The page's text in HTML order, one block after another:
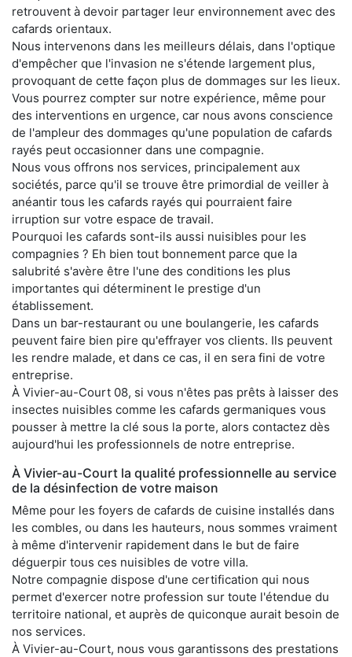
retrouvent à devoir partager leur environnement avec des
cafards orientaux.
Nous intervenons dans les meilleurs délais, dans l'optique
d'empêcher que l'invasion ne s'étende largement plus,
provoquant de cette façon plus de dommages sur les lieux.
Vous pourrez compter sur notre expérience, même pour
des interventions en urgence, car nous avons conscience
de l'ampleur des dommages qu'une population de cafards
rayés peut occasionner dans une compagnie.
Nous vous offrons nos services, principalement aux
sociétés, parce qu'il se trouve être primordial de veiller à
anéantir tous les cafards rayés qui pourraient faire
irruption sur votre espace de travail.
Pourquoi les cafards sont-ils aussi nuisibles pour les
compagnies ? Eh bien tout bonnement parce que la
salubrité s'avère être l'une des conditions les plus
importantes qui déterminent le prestige d'un
établissement.
Dans un bar-restaurant ou une boulangerie, les cafards
peuvent faire bien pire qu'effrayer vos clients. Ils peuvent
les rendre malade, et dans ce cas, il en sera fini de votre
entreprise.
À Vivier-au-Court 08, si vous n'êtes pas prêts à laisser des
insectes nuisibles comme les cafards germaniques vous
pousser à mettre la clé sous la porte, alors contactez dès
aujourd'hui les professionnels de notre entreprise.
À Vivier-au-Court la qualité professionnelle au service
de la désinfection de votre maison
Même pour les foyers de cafards de cuisine installés dans
les combles, ou dans les hauteurs, nous sommes vraiment
à même d'intervenir rapidement dans le but de faire
déguerpir tous ces nuisibles de votre villa.
Notre compagnie dispose d'une certification qui nous
permet d'exercer notre profession sur toute l'étendue du
territoire national, et auprès de quiconque aurait besoin de
nos services.
À Vivier-au-Court, nous vous garantissons des prestations